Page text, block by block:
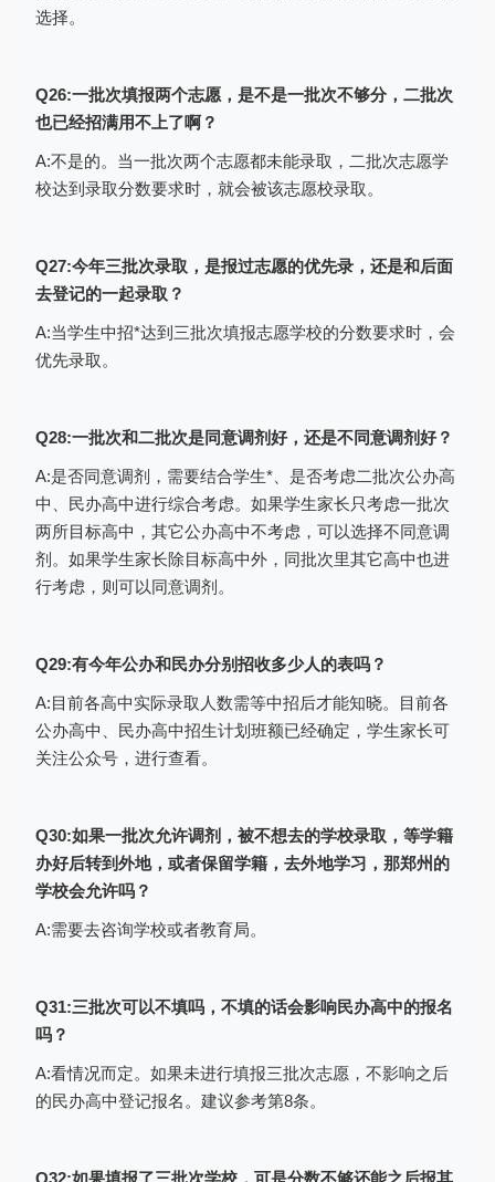
试承诺书”界面，如下图，点击“同意”按钮。
（截图为2023年志愿填报表格）
（截图为2023年志愿填报表格）
最后点击“同意”按钮，保存即可。
志愿信息填写完善保存成功后，点击“查
选择。
Q26:一批次填报两个志愿，是不是一批次不够分，二批次
也已经招满用不上了啊？
A:不是的。当一批次两个志愿都未能录取，二批次志愿学
校达到录取分数要求时，就会被该志愿校录取。
Q27:今年三批次录取，是报过志愿的优先录，还是和后面
去登记的一起录取？
A:当学生中招*达到三批次填报志愿学校的分数要求时，会
优先录取。
Q28:一批次和二批次是同意调剂好，还是不同意调剂好？
A:是否同意调剂，需要结合学生*、是否考虑二批次公办高
中、民办高中进行综合考虑。如果学生家长只考虑一批次
两所目标高中，其它公办高中不考虑，可以选择不同意调
剂。如果学生家长除目标高中外，同批次里其它高中也进
行考虑，则可以同意调剂。
Q29:有今年公办和民办分别招收多少人的表吗？
A:目前各高中实际录取人数需等中招后才能知晓。目前各
公办高中、民办高中招生计划班额已经确定，学生家长可
关注公众号，进行查看。
Q30:如果一批次允许调剂，被不想去的学校录取，等学籍
办好后转到外地，或者保留学籍，去外地学习，那郑州的
学校会允许吗？
A:需要去咨询学校或者教育局。
Q31:三批次可以不填吗，不填的话会影响民办高中的报名
吗？
A:看情况而定。如果未进行填报三批次志愿，不影响之后
的民办高中登记报名。建议参考第8条。
Q32:如果填报了三批次学校，可是分数不够还能之后报其